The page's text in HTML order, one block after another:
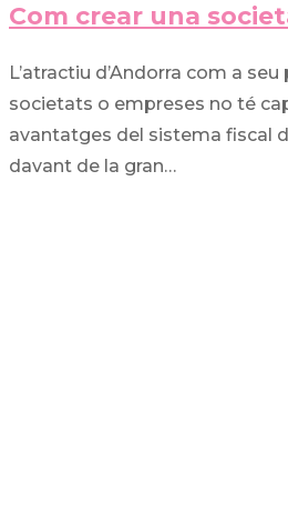
Com crear una
L’atractiu d’Andorra com a
societats o empreses no té
avantatges del sistema fiscal
davant de la gran…